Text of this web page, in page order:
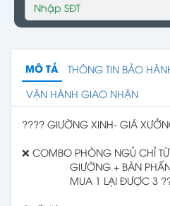
MÔ TẢ
THÔNG TIN BẢO
VẬN HÀNH GIAO NHẬN
???? GIƯỜNG XINH- GIÁ
❌ COMBO PHÒNG NGỦ CHỈ
GIƯỜNG + BÀN
MUA 1 LẠI ĐƯỢC 3